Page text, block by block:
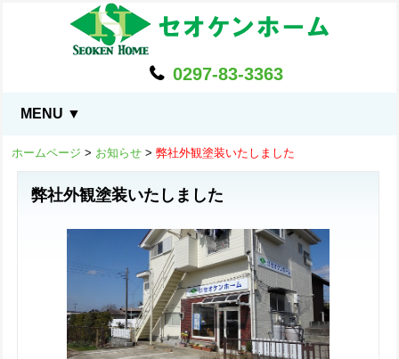
0297-83-3363
MENU ▼
ホームページ > お知らせ > 弊社外観塗装いたしました
弊社外観塗装いたしました